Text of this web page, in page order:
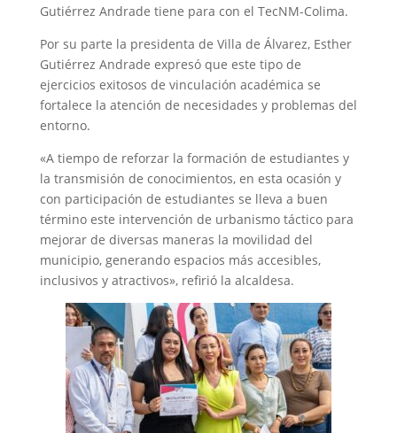
Gutiérrez Andrade tiene para con el TecNM-Colima.
Por su parte la presidenta de Villa de Álvarez, Esther
Gutiérrez Andrade expresó que este tipo de
ejercicios exitosos de vinculación académica se
fortalece la atención de necesidades y problemas del
entorno.
«A tiempo de reforzar la formación de estudiantes y
la transmisión de conocimientos, en esta ocasión y
con participación de estudiantes se lleva a buen
término este intervención de urbanismo táctico para
mejorar de diversas maneras la movilidad del
municipio, generando espacios más accesibles,
inclusivos y atractivos», refirió la alcaldesa.